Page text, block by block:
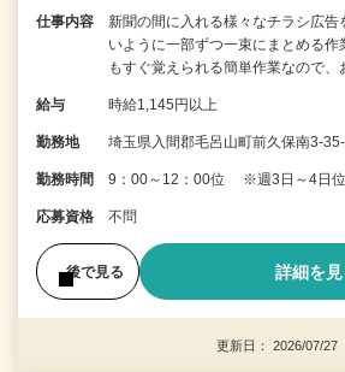
仕事内容
新聞の間に入れる様々なチラシ広
いように一部ずつ一束にまとめる
もすぐ覚えられる簡単作業なので
給与 時給1,145円以上
勤務地 埼玉県入間郡毛呂山町前久保南3-
勤務時間 9：00～12：00位 ※週3日～4日位
応募資格 不問
後で見る 詳細を見
更新日： 2026/07/